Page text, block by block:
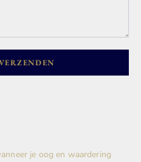
je oog en waardering